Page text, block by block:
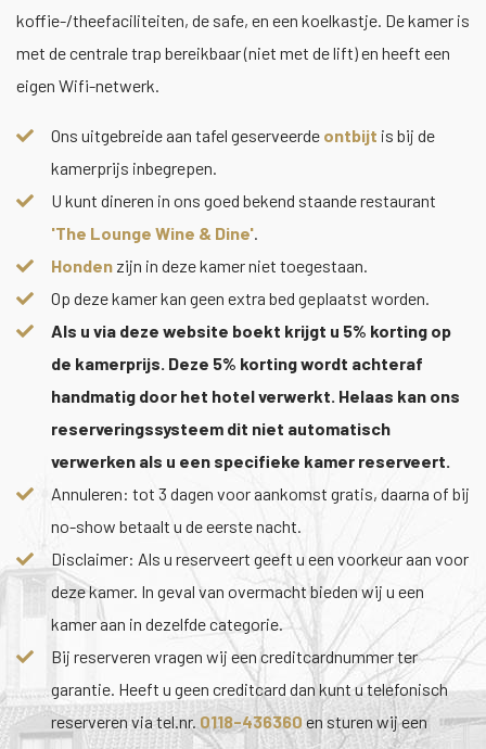
koffie-/theefaciliteiten, de safe, en een koelkastje. De kamer is
met de centrale trap bereikbaar (niet met de lift) en heeft een
eigen Wifi-netwerk.
Ons uitgebreide aan tafel geserveerde ontbijt is bij de
kamerprijs inbegrepen.
U kunt dineren in ons goed bekend staande restaurant
'The Lounge Wine & Dine'.
Honden zijn in deze kamer niet toegestaan.
Op deze kamer kan geen extra bed geplaatst worden.
Als u via deze website boekt krijgt u 5% korting op
de kamerprijs. Deze 5% korting wordt achteraf
handmatig door het hotel verwerkt. Helaas kan ons
reserveringssysteem dit niet automatisch
verwerken als u een specifieke kamer reserveert.
Annuleren: tot 3 dagen voor aankomst gratis, daarna of bij
no-show betaalt u de eerste nacht.
Disclaimer: Als u reserveert geeft u een voorkeur aan voor
deze kamer. In geval van overmacht bieden wij u een
kamer aan in dezelfde categorie.
Bij reserveren vragen wij een creditcardnummer ter
garantie. Heeft u geen creditcard dan kunt u telefonisch
reserveren via tel.nr. 0118-436360en sturen wij een